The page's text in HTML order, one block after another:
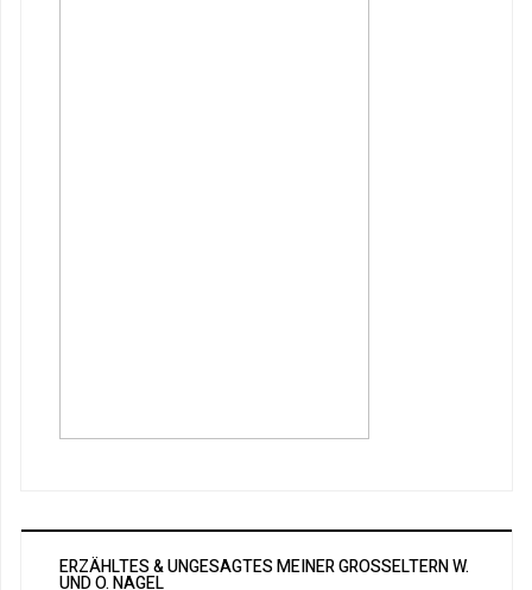
ERZÄHLTES & UNGESAGTES MEINER GROSSELTERN W. U
ND O. NAGEL